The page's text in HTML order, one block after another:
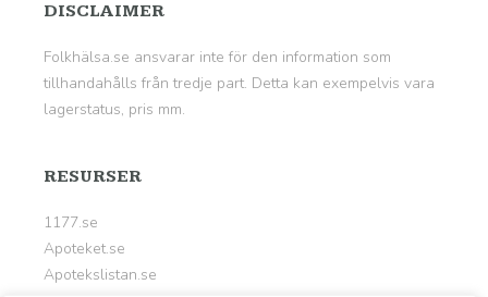
DISCLAIMER
Folkhälsa.se ansvarar inte för den information som
tillhandahålls från tredje part. Detta kan exempelvis vara
lagerstatus, pris mm.
RESURSER
1177.se
Apoteket.se
Apotekslistan.se